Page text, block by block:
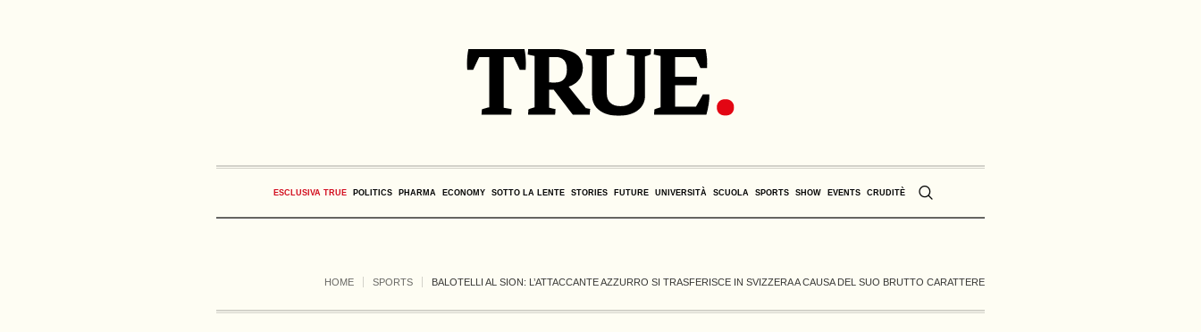
ESCLUSIVA TRUE POLITICS PHARMA ECONOMY SOTTO LA LENTE STORIES FUTURE UNIVERSITÀ SCUOLA SPORTS SHOW EVENTS CRUDITÈ
HOME SPORTS BALOTELLI AL SION: L’ATTACCANTE AZZURRO SI TRASFERISCE IN SVIZZERA A CAUSA DEL SUO BRUTTO CARATTERE